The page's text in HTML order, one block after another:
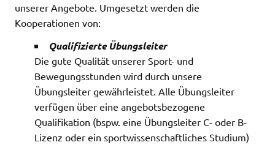
unserer Angebote. Umgesetzt werden die
Kooperationen von:
Qualifizierte Übungsleiter
Die gute Qualität unserer Sport- und
Bewegungsstunden wird durch unsere
Übungsleiter gewährleistet. Alle Übungsleiter
verfügen über eine angebotsbezogene
Qualifikation (bspw. eine Übungsleiter C- oder B-
Lizenz oder ein sportwissenschaftliches Studium)